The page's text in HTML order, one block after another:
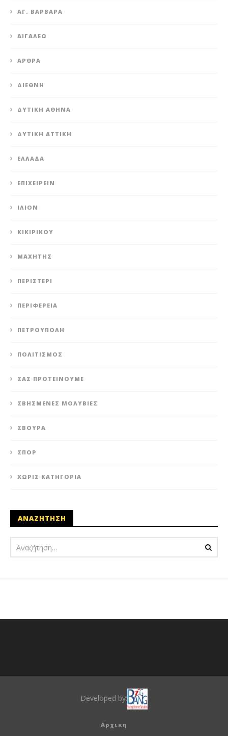
ΑΓ. ΒΑΡΒΆΡΑ
ΑΙΓΆΛΕΩ
ΆΡΘΡΑ
ΔΙΕΘΝΉ
ΔΥΤΙΚΉ ΑΘΉΝΑ
ΔΥΤΙΚΉ ΑΤΤΙΚΉ
ΕΛΛΆΔΑ
ΕΠΙΧΕΙΡΕΊΝ
ΊΛΙΟΝ
ΚΙΚΙΡΙΚΟΥ
ΜΑΧΗΤΗΣ
ΠΕΡΙΣΤΈΡΙ
ΠΕΡΙΦΈΡΕΙΑ
ΠΕΤΡΟΎΠΟΛΗ
ΠΟΛΙΤΙΣΜΌΣ
ΣΑΣ ΠΡΟΤΕΊΝΟΥΜΕ
ΣΒΗΣΜΈΝΕΣ ΜΟΛΥΒΙΈΣ
ΣΒΟΎΡΑ
ΣΠΟΡ
ΧΩΡΊΣ ΚΑΤΗΓΟΡΊΑ
ΑΝΑΖΗΤΗΣΗ
Developed by:
Αρχικη